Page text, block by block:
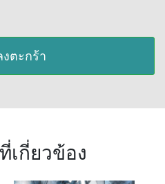
งตะกร้า
เกี่ยวข้อง